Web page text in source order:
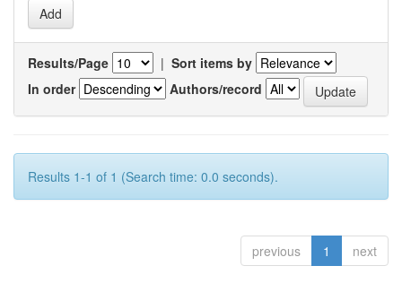
Results/Page | Sort items by
In order
Authors/record
Results 1-1 of 1 (Search time: 0.0 seconds).
previous 1 next